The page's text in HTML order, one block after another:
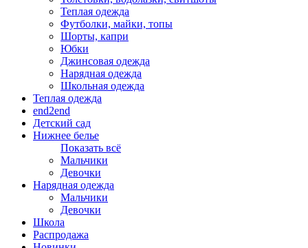
Теплая одежда
Футболки, майки, топы
Шорты, капри
Юбки
Джинсовая одежда
Нарядная одежда
Школьная одежда
Теплая одежда
end2end
Детский сад
Нижнее белье
Показать всё
Мальчики
Девочки
Нарядная одежда
Мальчики
Девочки
Школа
Распродажа